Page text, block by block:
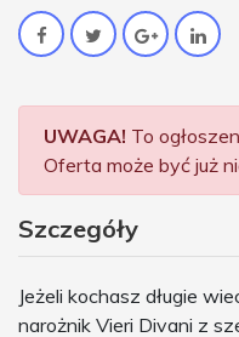
UWAGA! To
Oferta może być już
Szczegóły
Jeżeli kochasz długie
narożnik Vieri Divani z